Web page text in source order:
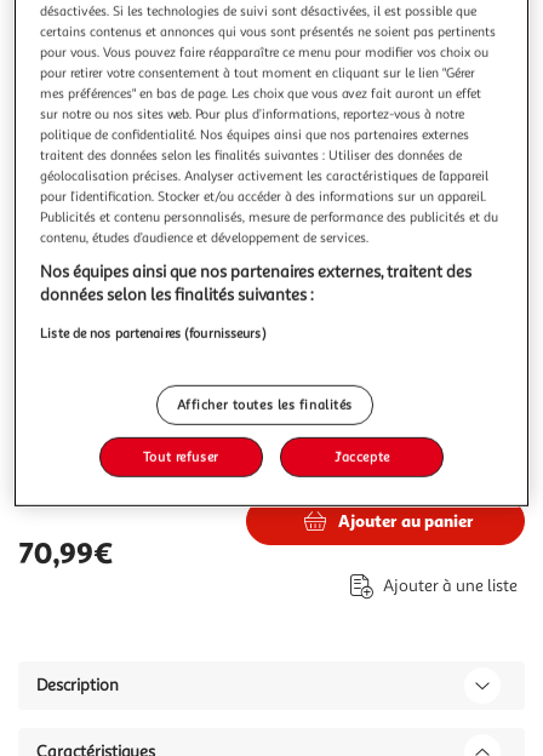
PARIS PRIX
Tableau Imprimé Tiger's Roar Wide
Informations Techniques : Matière : Structure : Bois (Pin)
Revêtement : Toile Intissée Spécificités : Format :
Rectangulaire Tableau imprimée sur toile Impression Full
HD Haute Résolution 360 dpi Garantie une parfaite netteté
et profondeur des couleurs Protection UV pour une
résistance au soleil Ch
En savoir +
Vendu par Paris Prix
Couleur
Multicolore
Taille
60 x 90 cm
Plus d'options
Vendu parParis Prix 70,99€
70,99€
Ajouter au panier
Ajouter à une liste
Description
Caractéristiques
désactivées. Si les technologies de suivi sont désactivées, il est possible que
certains contenus et annonces qui vous sont présentés ne soient pas pertinents
pour vous. Vous pouvez faire réapparaître ce menu pour modifier vos choix ou
pour retirer votre consentement à tout moment en cliquant sur le lien "Gérer
mes préférences" en bas de page. Les choix que vous avez fait auront un effet
sur notre ou nos sites web. Pour plus d’informations, reportez-vous à notre
politique de confidentialité. Nos équipes ainsi que nos partenaires externes
traitent des données selon les finalités suivantes : Utiliser des données de
géolocalisation précises. Analyser activement les caractéristiques de l’appareil
pour l’identification. Stocker et/ou accéder à des informations sur un appareil.
Publicités et contenu personnalisés, mesure de performance des publicités et du
contenu, études d’audience et développement de services.
Nos équipes ainsi que nos partenaires externes, traitent des
données selon les finalités suivantes :
Liste de nos partenaires (fournisseurs)
Afficher toutes les finalités
Tout refuser J'accepte